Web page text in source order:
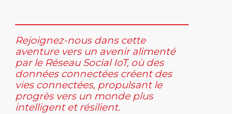
Rejoignez-nous dans cette
aventure vers un avenir alimenté
par le Réseau Social IoT, où des
données connectées créent des
vies connectées, propulsant le
progrès vers un monde plus
intelligent et résilient.